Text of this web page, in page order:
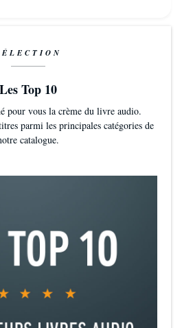
Les Top 10
pour vous la crème du livre audio.
parmi les principales catégories de
catalogue.